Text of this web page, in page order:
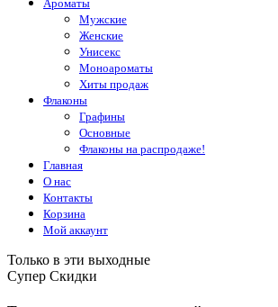
Ароматы
Мужские
Женские
Унисекс
Моноароматы
Хиты продаж
Флаконы
Графины
Основные
Флаконы на распродаже!
Главная
О нас
Контакты
Корзина
Мой аккаунт
Только в эти выходные
Супер Скидки